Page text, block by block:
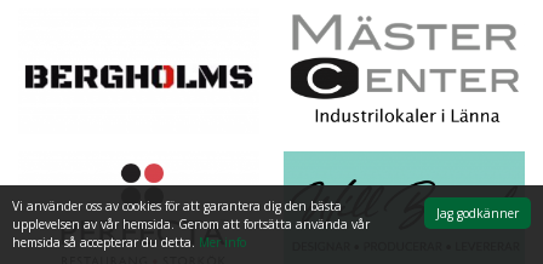
Jag godkänner
Vi använder oss av cookies för att garantera dig den bästa
upplevelsen av vår hemsida. Genom att fortsätta använda vår
hemsida så accepterar du detta. Mer info